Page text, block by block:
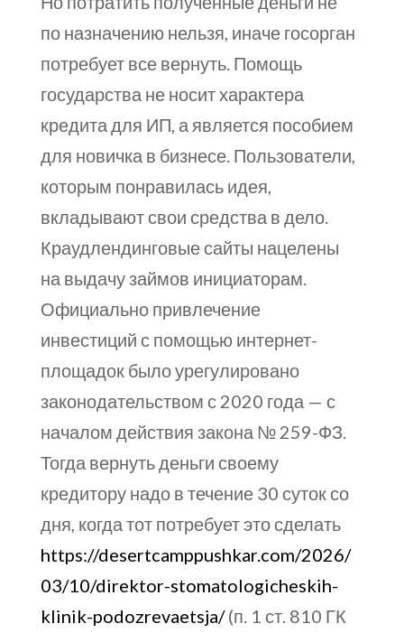
по назначению нельзя, иначе госорган
потребует все вернуть. Помощь
государства не носит характера
кредита для ИП, а является пособием
для новичка в бизнесе. Пользователи,
которым понравилась идея,
вкладывают свои средства в дело.
Краудлендинговые сайты нацелены
на выдачу займов инициаторам.
Официально привлечение
инвестиций с помощью интернет-
площадок было урегулировано
законодательством с 2020 года — с
началом действия закона № 259-ФЗ.
Тогда вернуть деньги своему
кредитору надо в течение 30 суток со
дня, когда тот потребует это сделать
https://desertcamppushkar.com/2026/
03/10/direktor-stomatologicheskih-
klinik-podozrevaetsja/(п. 1 ст. 810 ГК